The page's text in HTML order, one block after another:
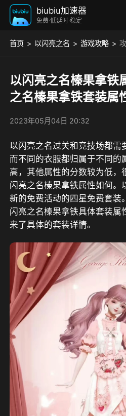
biubiu加速器
免费·低延时·稳定
首页 以闪亮之名 游戏攻略
以闪亮之名榛果拿铁
之名榛果拿铁套装属
2023年05月04日 20:32
以闪亮之名过关和竞技场都需
而不同的衣服都归属于不同的
高，其他属性的分数较为低，
闪亮之名榛果拿铁属性如何。
新的免费活动的四星免费套装
闪亮之名榛果拿铁具体套装属
来了具体的套装详情。